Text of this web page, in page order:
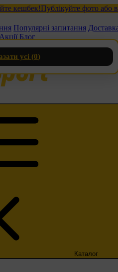
Публікуйте фото або
Популярні запитання
Акції Блог
Каталог
усі (0)